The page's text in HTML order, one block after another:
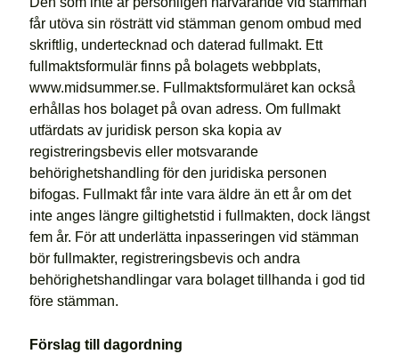
får utöva sin rösträtt vid stämman genom ombud med
skriftlig, undertecknad och daterad fullmakt. Ett
fullmaktsformulär finns på bolagets webbplats,
www.midsummer.se. Fullmaktsformuläret kan också
erhållas hos bolaget på ovan adress. Om fullmakt
utfärdats av juridisk person ska kopia av
registreringsbevis eller motsvarande
behörighetshandling för den juridiska personen
bifogas. Fullmakt får inte vara äldre än ett år om det
inte anges längre giltighetstid i fullmakten, dock längst
fem år. För att underlätta inpasseringen vid stämman
bör fullmakter, registreringsbevis och andra
behörighetshandlingar vara bolaget tillhanda i god tid
före stämman.
Förslag till dagordning